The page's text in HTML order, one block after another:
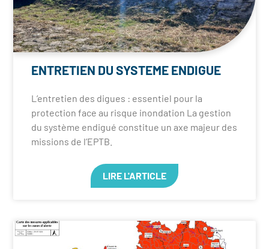
ENTRETIEN DU SYSTEME ENDIGUE
L’entretien des digues : essentiel pour la
protection face au risque inondation La gestion
du système endigué constitue un axe majeur des
missions de l’EPTB.
LIRE L'ARTICLE